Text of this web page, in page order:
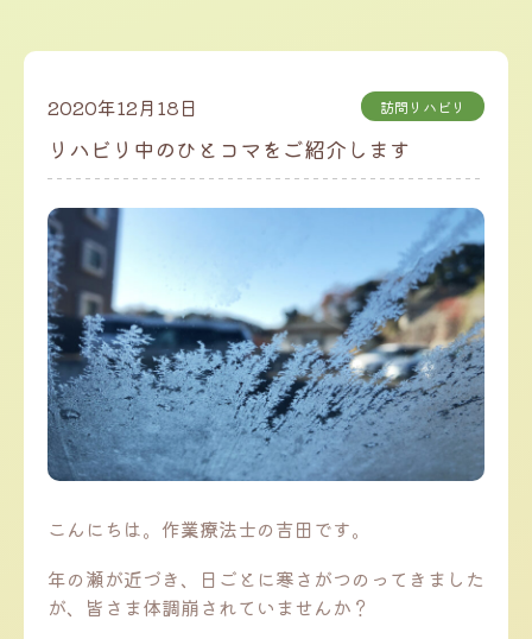
2020年12月18日 訪問リハビリ
リハビリ中のひとコマをご紹介します
こんにちは。作業療法士の吉田です。
年の瀬が近づき、日ごとに寒さがつのってきました
が、皆さま体調崩されていませんか？